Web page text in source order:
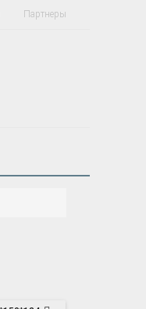
Партнеры